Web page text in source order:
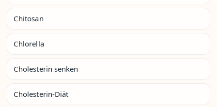
Chitosan
Chlorella
Cholesterin senken
Cholesterin-Diät